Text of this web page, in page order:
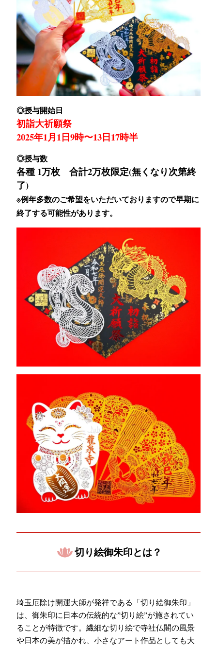
◎授与開始日
初詣大祈願祭
2025年1月1日9時〜13日17時半
◎授与数
各種 1万枚 合計2万枚限定(無くなり次第終
了)
※例年多数のご希望をいただいておりますので早期に
終了する可能性があります。
切り絵御朱印とは？
埼玉厄除け開運大師が発祥である「切り絵御朱印」
は、御朱印に日本の伝統的な”切り絵”が施されてい
ることが特徴です。繊細な切り絵で寺社仏閣の風景
や日本の美が描かれ、小さなアート作品としても大